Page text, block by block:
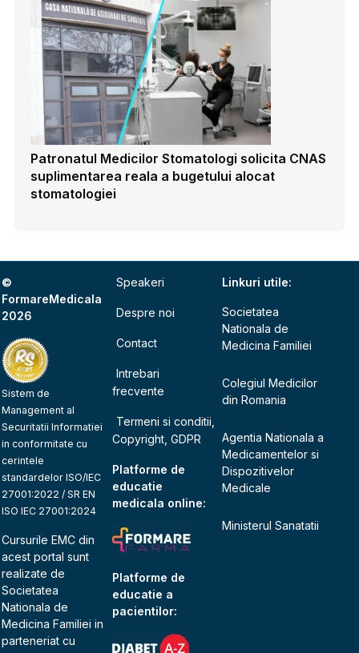
Patronatul Medicilor Stomatologi solicita CNAS
suplimentarea reala a bugetului alocat
stomatologiei
©
FormareMedicala
2026
Sistem de
Management al
Securitatii Informatiei
in conformitate cu
cerintele
standardelor ISO/IEC
27001:2022 / SR EN
ISO IEC 27001:2024
Cursurile EMC din
acest portal sunt
realizate de
Societatea
Nationala de
Medicina Familiei in
parteneriat cu
Speakeri
Despre noi
Contact
Intrebari
frecvente
Termeni si conditii,
Copyright, GDPR
Platforme de
educatie
medicala online:
Platforme de
educatie a
pacientilor:
Linkuri utile:
Societatea
Nationala de
Medicina Familiei
Colegiul Medicilor
din Romania
Agentia Nationala a
Medicamentelor si
Dispozitivelor
Medicale
Ministerul Sanatatii